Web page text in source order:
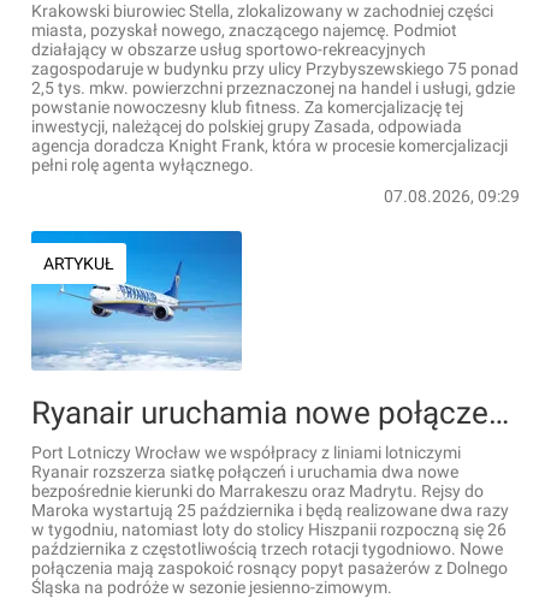
Krakowski biurowiec Stella, zlokalizowany w zachodniej części
miasta, pozyskał nowego, znaczącego najemcę. Podmiot
działający w obszarze usług sportowo-rekreacyjnych
zagospodaruje w budynku przy ulicy Przybyszewskiego 75 ponad
2,5 tys. mkw. powierzchni przeznaczonej na handel i usługi, gdzie
powstanie nowoczesny klub fitness. Za komercjalizację tej
inwestycji, należącej do polskiej grupy Zasada, odpowiada
agencja doradcza Knight Frank, która w procesie komercjalizacji
pełni rolę agenta wyłącznego.
07.08.2026, 09:29
ARTYKUŁ
Ryanair uruchamia nowe połączenia z Wrocławia. Jedno z nich jest egzotyczne
Port Lotniczy Wrocław we współpracy z liniami lotniczymi
Ryanair rozszerza siatkę połączeń i uruchamia dwa nowe
bezpośrednie kierunki do Marrakeszu oraz Madrytu. Rejsy do
Maroka wystartują 25 października i będą realizowane dwa razy
w tygodniu, natomiast loty do stolicy Hiszpanii rozpoczną się 26
października z częstotliwością trzech rotacji tygodniowo. Nowe
połączenia mają zaspokoić rosnący popyt pasażerów z Dolnego
Śląska na podróże w sezonie jesienno-zimowym.